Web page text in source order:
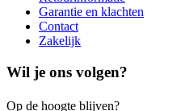
Garantie en klachten
Contact
Zakelijk
Wil je ons volgen?
Op de hoogte blijven?